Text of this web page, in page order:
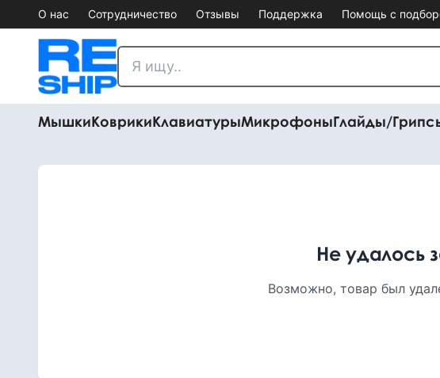
О нас Сотрудничество Отзывы Поддержка Помощь с
МышкиКоврикиКлавиатурыМикрофоныГлайды/
Не удалось
Возможно, товар был